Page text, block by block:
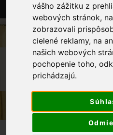
vášho zážitku z
webových stránok,
zobrazovali
cielené reklamy, na
našich webových
pochopenie toho,
prichádzajú.
OBCHOD
DETSKÁ
MACKO